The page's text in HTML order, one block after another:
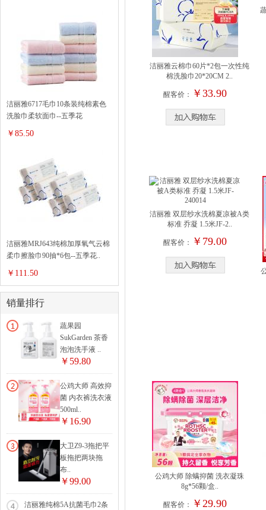
洁丽雅6717毛巾10条装纯棉素色
洗脸巾柔软面巾--五季花
￥85.50
洁丽雅MRJ643纯棉加厚氧气云棉
柔巾擦脸巾90抽*6包--五季花..
￥111.50
销量排行
蔬果园
SukGarden 茶香
泡泡洗手液 ..
￥59.80
公鸡大师 高效抑
菌 内衣裤洗衣液
500ml..
￥16.90
大卫Z9-3拖把平
板拖把两块拖
布..
￥99.00
洁丽雅纯棉5A抗菌毛巾2条
洁丽雅云棉巾60片*2包一次性纯
棉洗脸巾20*20CM 2..
醒客价： ￥33.90
洁丽雅 双层纱水洗棉夏凉被A类
标准 乔凝 1.5米JF-2..
醒客价： ￥79.00
公鸡大师 除螨抑菌 洗衣凝珠
8g*56颗/盒..
醒客价： ￥29.90